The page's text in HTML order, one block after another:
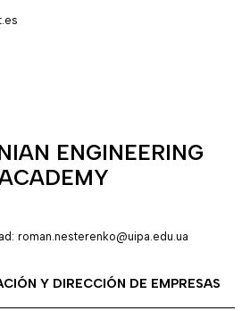
ENGINEERING
roman.nesterenko@uipa.edu.ua
Y DIRECCIÓN DE EMPRESAS